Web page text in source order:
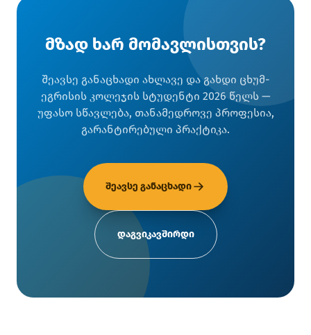
მზად ხარ მომავლისთვის?
შეავსე განაცხადი ახლავე და გახდი ცხუმ-
ეგრისის კოლეჯის სტუდენტი 2026 წელს —
უფასო სწავლება, თანამედროვე პროფესია,
გარანტირებული პრაქტიკა.
შეავსე განაცხადი
დაგვიკავშირდი